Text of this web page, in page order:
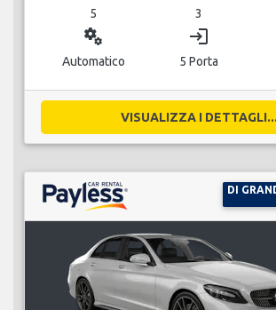
5 3
miscellaneous_services
Automatico
login
5 Porta
VISUALIZZA I DETTAGLI...
DI